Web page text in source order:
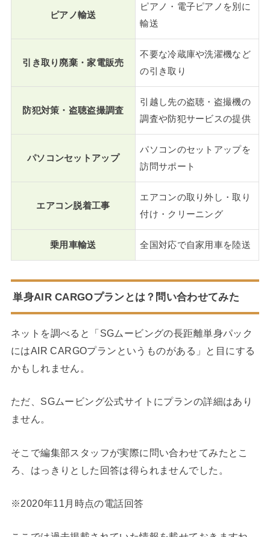
ピアノ輸送
ピアノ・電子ピアノを別に
輸送
引き取り廃棄・家電販売
不要な冷蔵庫や洗濯機など
の引き取り
防犯対策・盗聴盗撮調査
引越し先の盗聴・盗撮機の
調査や防犯サービスの提供
パソコンセットアップ
パソコンのセットアップを
訪問サポート
エアコン脱着工事
エアコンの取り外し・取り
付け・クリーニング
乗用車輸送 全国対応で自家用車を陸送
単身AIR CARGOプランとは？問い合わせてみた
ネットを調べると「SGムービングの長距離単身パック
にはAIR CARGOプランというものがある」と目にする
かもしれません。
ただ、SGムービング公式サイトにプランの詳細はあり
ません。
そこで編集部スタッフが実際に問い合わせてみたとこ
ろ、はっきりとした回答は得られませんでした。
※2020年11月時点の電話回答